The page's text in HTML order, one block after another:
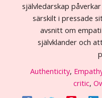
självledarskap
särskilt i pressade
avsnitt om
självklander och
Authenticity,
critic,